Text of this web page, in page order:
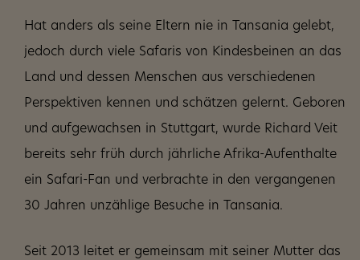
Hat anders als seine Eltern nie in Tansania gelebt,
jedoch durch viele Safaris von Kindesbeinen an das
Land und dessen Menschen aus verschiedenen
Perspektiven kennen und schätzen gelernt. Geboren
und aufgewachsen in Stuttgart, wurde Richard Veit
bereits sehr früh durch jährliche Afrika-Aufenthalte
ein Safari-Fan und verbrachte in den vergangenen
30 Jahren unzählige Besuche in Tansania.
Seit 2013 leitet er gemeinsam mit seiner Mutter das